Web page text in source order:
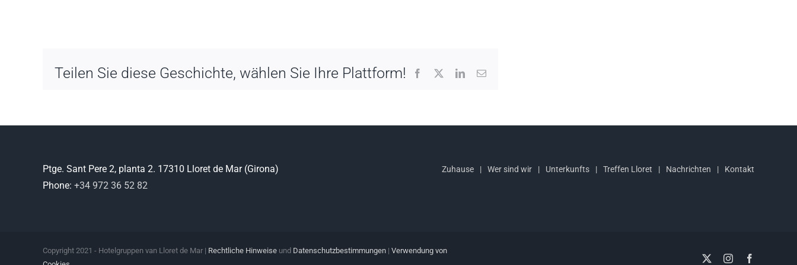
Teilen Sie diese Geschichte, wählen Sie Ihre Plattform! Facebook LinkedInEmail
Ptge. Sant Pere 2, planta 2. 17310 Lloret de Mar (Girona)
Phone: +34 972 36 52 82
Zuhause Wer sind wir Unterkunfts Treffen Lloret Nachrichten Kontakt
Copyright 2021 - Hotelgruppen van Lloret de Mar | Rechtliche Hinweise und Datenschutzbestimmungen | Verwendung von
Instagram